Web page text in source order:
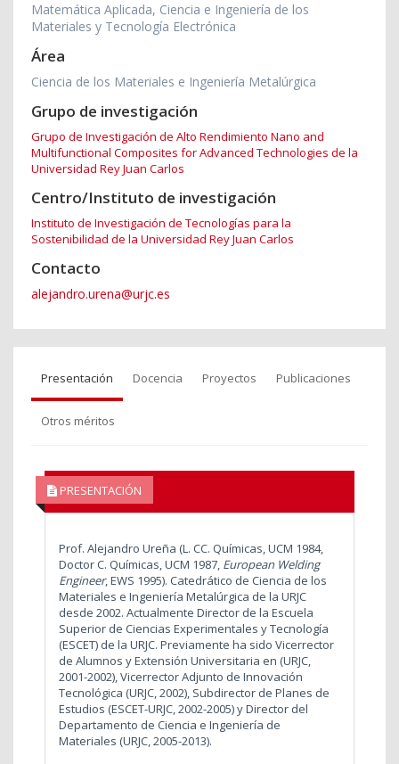
Matemática Aplicada, Ciencia e Ingeniería de los
Materiales y Tecnología Electrónica
Área
Ciencia de los Materiales e Ingeniería Metalúrgica
Grupo de investigación
Grupo de Investigación de Alto Rendimiento Nano and
Multifunctional Composites for Advanced Technologies de la
Universidad Rey Juan Carlos
Centro/Instituto de investigación
Instituto de Investigación de Tecnologías para la
Sostenibilidad de la Universidad Rey Juan Carlos
Contacto
alejandro.urena@urjc.es
Presentación Docencia Proyectos Publicaciones
Otros méritos
PRESENTACIÓN
Prof. Alejandro Ureña (L. CC. Químicas, UCM 1984,
Doctor C. Químicas, UCM 1987, European Welding
Engineer, EWS 1995). Catedrático de Ciencia de los
Materiales e Ingeniería Metalúrgica de la URJC
desde 2002. Actualmente Director de la Escuela
Superior de Ciencias Experimentales y Tecnología
(ESCET) de la URJC. Previamente ha sido Vicerrector
de Alumnos y Extensión Universitaria en (URJC,
2001-2002), Vicerrector Adjunto de Innovación
Tecnológica (URJC, 2002), Subdirector de Planes de
Estudios (ESCET-URJC, 2002-2005) y Director del
Departamento de Ciencia e Ingeniería de
Materiales (URJC, 2005-2013).